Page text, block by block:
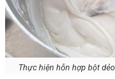
Thực hiện hỗn hợp bột